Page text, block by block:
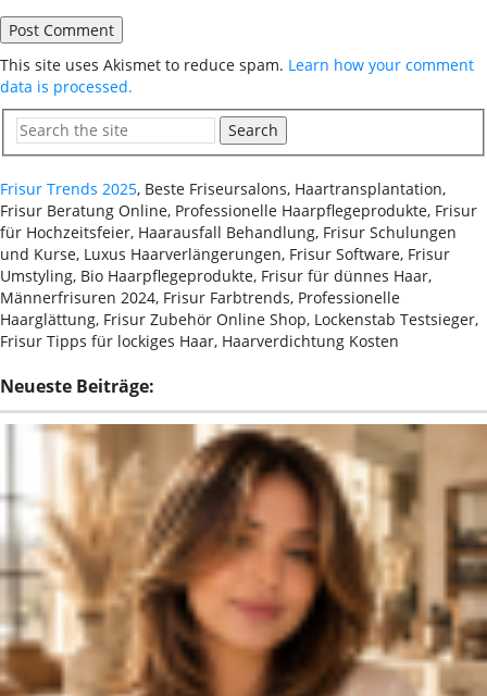
This site uses Akismet to reduce spam. Learn how your comment
data is processed.
Search
Frisur Trends 2025, Beste Friseursalons, Haartransplantation,
Frisur Beratung Online, Professionelle Haarpflegeprodukte, Frisur
für Hochzeitsfeier, Haarausfall Behandlung, Frisur Schulungen
und Kurse, Luxus Haarverlängerungen, Frisur Software, Frisur
Umstyling, Bio Haarpflegeprodukte, Frisur für dünnes Haar,
Männerfrisuren 2024, Frisur Farbtrends, Professionelle
Haarglättung, Frisur Zubehör Online Shop, Lockenstab Testsieger,
Frisur Tipps für lockiges Haar, Haarverdichtung Kosten
Neueste Beiträge: